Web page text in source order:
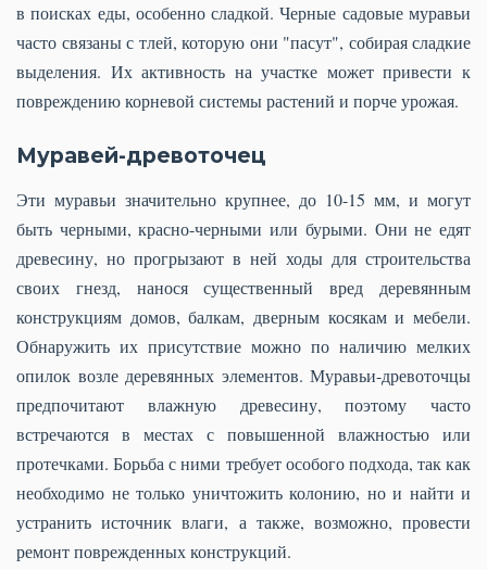
в поисках еды, особенно сладкой. Черные садовые муравьи
часто связаны с тлей, которую они "пасут", собирая сладкие
выделения. Их активность на участке может привести к
повреждению корневой системы растений и порче урожая.
Муравей-древоточец
Эти муравьи значительно крупнее, до 10-15 мм, и могут
быть черными, красно-черными или бурыми. Они не едят
древесину, но прогрызают в ней ходы для строительства
своих гнезд, нанося существенный вред деревянным
конструкциям домов, балкам, дверным косякам и мебели.
Обнаружить их присутствие можно по наличию мелких
опилок возле деревянных элементов. Муравьи-древоточцы
предпочитают влажную древесину, поэтому часто
встречаются в местах с повышенной влажностью или
протечками. Борьба с ними требует особого подхода, так как
необходимо не только уничтожить колонию, но и найти и
устранить источник влаги, а также, возможно, провести
ремонт поврежденных конструкций.